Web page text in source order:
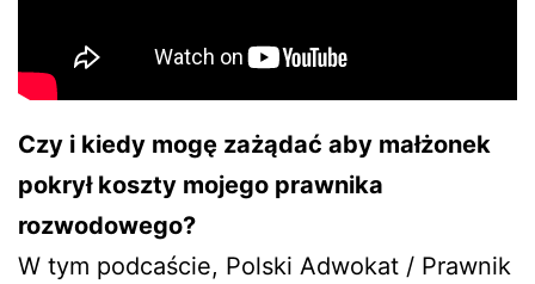
Czy i kiedy mogę zażądać aby małżonek
pokrył koszty mojego prawnika
rozwodowego?
W tym podcaście, Polski Adwokat / Prawnik